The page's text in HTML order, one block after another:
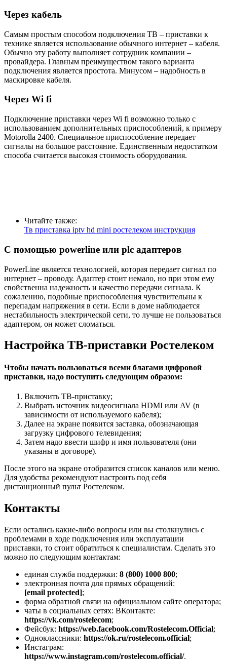
Через кабель
Самым простым способом подключения ТВ – приставки к
технике является использование обычного интернет – кабеля.
Обычно эту работу выполняет сотрудник компании –
провайдера. Главным преимуществом такого варианта
подключения является простота. Минусом – надобность в
маскировке кабеля.
Через Wi fi
Подключение приставки через Wi fi возможно только с
использованием дополнительных приспособлений, к примеру
Motorolla 2400. Специальное приспособление передает
сигналы на большое расстояние. Единственным недостатком
способа считается высокая стоимость оборудования.
Читайте также:
Тв приставка iptv hd mini ростелеком инструкция
С помощью powerline или plc адаптеров
PowerLine является технологией, которая передает сигнал по
интернет – проводу. Адаптер стоит немало, но при этом ему
свойственна надежность и качество передачи сигнала. К
сожалению, подобные приспособления чувствительны к
перепадам напряжения в сети. Если в доме наблюдается
нестабильность электрической сети, то лучше не пользоваться
адаптером, он может сломаться.
Настройка ТВ-приставки Ростелеком
Чтобы начать пользоваться всеми благами цифровой
приставки, надо поступить следующим образом:
Включить ТВ-приставку;
Выбрать источник видеосигнала HDMI или AV (в
зависимости от используемого кабеля);
Далее на экране появится заставка, обозначающая
загрузку цифрового телевидения;
Затем надо ввести шифр и имя пользователя (они
указаны в договоре).
После этого на экране отобразится список каналов или меню.
Для удобства рекомендуют настроить под себя
дистанционный пульт Ростелеком.
Контакты
Если остались какие-либо вопросы или вы столкнулись с
проблемами в ходе подключения или эксплуатации
приставки, то стоит обратиться к специалистам. Сделать это
можно по следующим контактам:
единая служба поддержки: 8 (800) 1000 800;
электронная почта для прямых обращений:
[email protected];
форма обратной связи на официальном сайте оператора;
чаты в социальных сетях: ВКонтакте:
https://vk.com/rostelecom;
Фейсбук: https://web.facebook.com/Rostelecom.Official;
Одноклассники: https://ok.ru/rostelecom.official;
Инстаграм:
https://www.instagram.com/rostelecom.official/.